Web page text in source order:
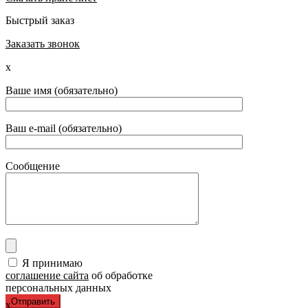
Быстрый заказ
Заказать звонок
x
Ваше имя (обязательно)
Ваш e-mail (обязательно)
Сообщение
Я принимаю
соглашение сайта об обработке
персональных данных
x